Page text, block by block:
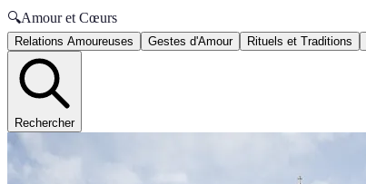
🔍Amour et Cœurs
Relations Amoureuses Gestes d'Amour Rituels et Traditions
Rechercher